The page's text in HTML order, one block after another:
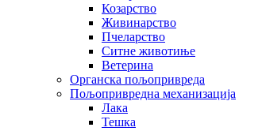
Козарство
Живинарство
Пчеларство
Ситне животиње
Ветерина
Органска пољопривреда
Пољопривредна механизација
Лака
Тешка